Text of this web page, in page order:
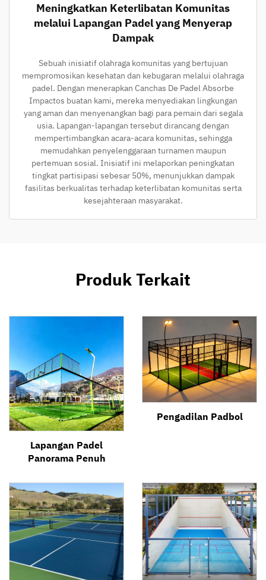
Meningkatkan Keterlibatan Komunitas
melalui Lapangan Padel yang Menyerap
Dampak
Sebuah inisiatif olahraga komunitas yang bertujuan
mempromosikan kesehatan dan kebugaran melalui olahraga
padel. Dengan menerapkan Canchas De Padel Absorbe
Impactos buatan kami, mereka menyediakan lingkungan
yang aman dan menyenangkan bagi para pemain dari segala
usia. Lapangan-lapangan tersebut dirancang dengan
mempertimbangkan acara-acara komunitas, sehingga
memudahkan penyelenggaraan turnamen maupun
pertemuan sosial. Inisiatif ini melaporkan peningkatan
tingkat partisipasi sebesar 50%, menunjukkan dampak
fasilitas berkualitas terhadap keterlibatan komunitas serta
kesejahteraan masyarakat.
Produk Terkait
Lapangan Padel
Panorama Penuh
Pengadilan Padbol